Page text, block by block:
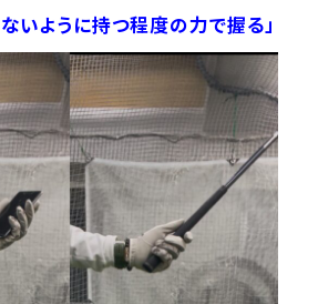
いように持つ程度の力で握る」